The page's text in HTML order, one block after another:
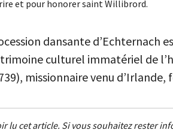
et pour honorer saint Willibrord.
dansante d’Echternach
culturel immatériel de
missionnaire venu
lu cet article. Si vous souhaitez rester